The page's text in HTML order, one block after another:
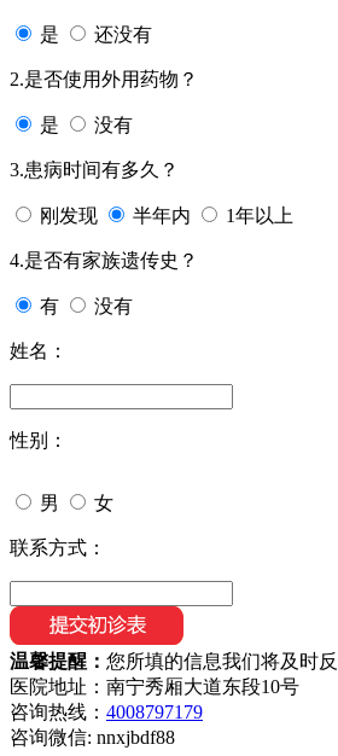
是 还没有
2.是否使用外用药物？
是 没有
3.患病时间有多久？
刚发现 半年内 1年以上
4.是否有家族遗传史？
有 没有
姓名：
性别：
男 女
联系方式：
温馨提醒： 您所填的信息我们将及时
医院地址：南宁秀厢大道东段10号
咨询热线： 4008797179
咨询微信: nnxjbdf88